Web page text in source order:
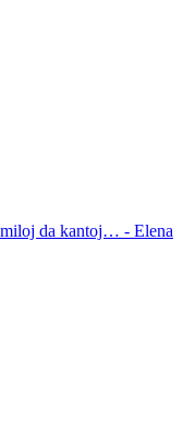
da kantoj… - Elena